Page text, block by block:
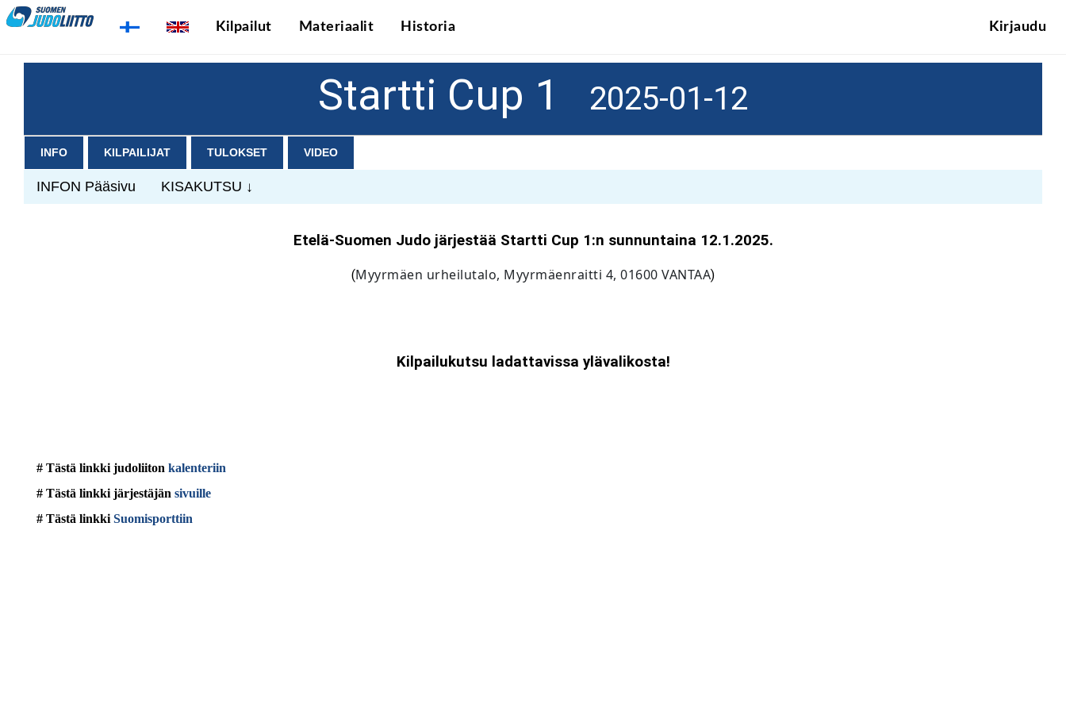
Kilpailut Materiaalit Historia Kirjaudu
Startti Cup 1 2025-01-12
INFO KILPAILIJAT TULOKSET VIDEO
INFON Pääsivu KISAKUTSU ↓